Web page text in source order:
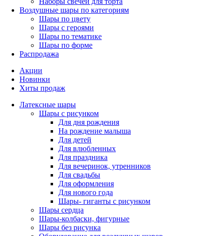
Воздушные шары по категориям
Шары по цвету
Шары с героями
Шары по тематике
Шары по форме
Распродажа
Акции
Новинки
Хиты продаж
Латексные шары
Шары с рисунком
Для дня рождения
На рождение малыша
Для детей
Для влюбленных
Для праздника
Для вечеринок, утренников
Для свадьбы
Для оформления
Для нового года
Шары- гиганты с рисунком
Шары сердца
Шары-колбаски, фигурные
Шары без рисунка